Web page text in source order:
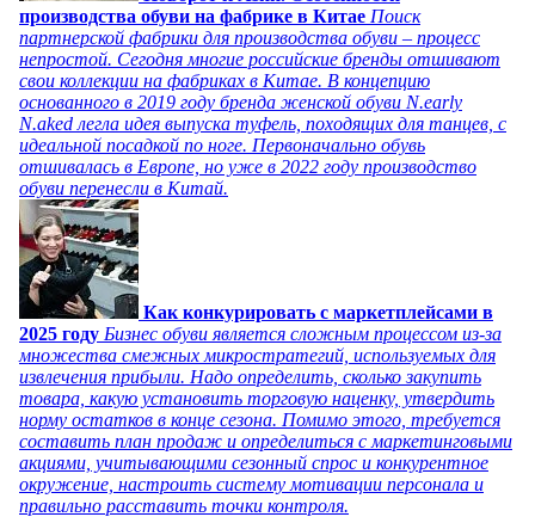
производства обуви на фабрике в Китае Поиск
партнерской фабрики для производства обуви – процесс
непростой. Сегодня многие российские бренды отшивают
свои коллекции на фабриках в Китае. В концепцию
основанного в 2019 году бренда женской обуви N.early
N.aked легла идея выпуска туфель, походящих для танцев, с
идеальной посадкой по ноге. Первоначально обувь
отшивалась в Европе, но уже в 2022 году производство
обуви перенесли в Китай.
Как конкурировать с маркетплейсами в
2025 году Бизнес обуви является сложным процессом из-за
множества смежных микростратегий, используемых для
извлечения прибыли. Надо определить, сколько закупить
товара, какую установить торговую наценку, утвердить
норму остатков в конце сезона. Помимо этого, требуется
составить план продаж и определиться с маркетинговыми
акциями, учитывающими сезонный спрос и конкурентное
окружение, настроить систему мотивации персонала и
правильно расставить точки контроля.